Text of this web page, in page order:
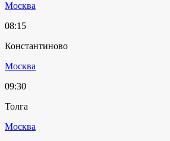
Москва
08:15
Константиново
Москва
09:30
Толга
Москва